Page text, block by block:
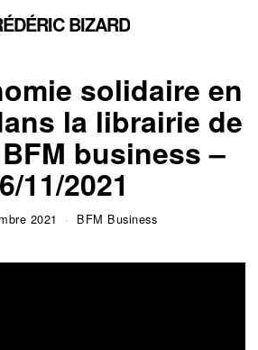
BIZARD
solidaire en
la librairie de
business –
11/2021
2021 BFM Business